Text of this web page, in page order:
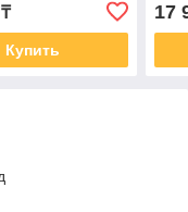
Купить
17